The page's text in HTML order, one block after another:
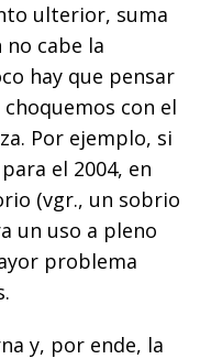
ulterior, suma
cabe la
hay que pensar
con el
Por ejemplo, si
el 2004, en
(vgr., un sobrio
un uso a pleno
problema
y, por ende, la